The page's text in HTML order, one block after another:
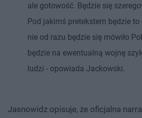
ale gotowość. Będzie się
Pod jakimś pretekstem będzie
nie od razu będzie się mówiło
będzie na ewentualną wojnę
ludzi - opowiada Jackowski.
Jasnowidz opisuje, że oficjalna